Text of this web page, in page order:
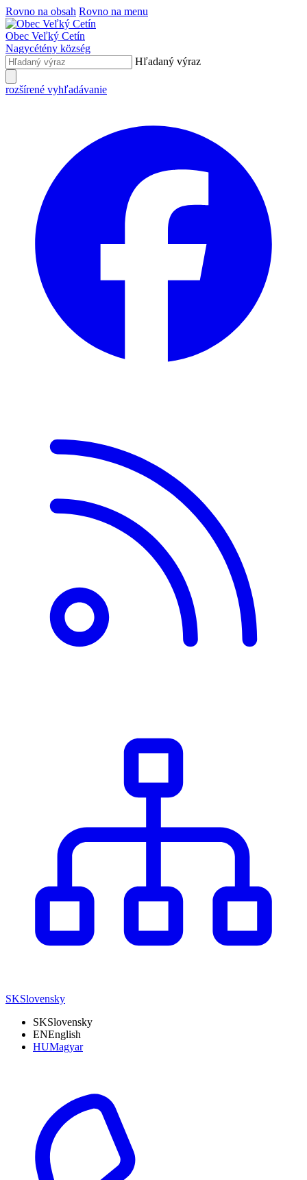
Rovno na obsah Rovno na menu
Obec Veľký Cetín
Nagycétény község
Hľadaný výraz
rozšírené vyhľadávanie
SKSlovensky
SKSlovensky
ENEnglish
HUMagyar